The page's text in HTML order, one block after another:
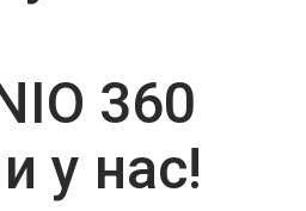
360
у нас!